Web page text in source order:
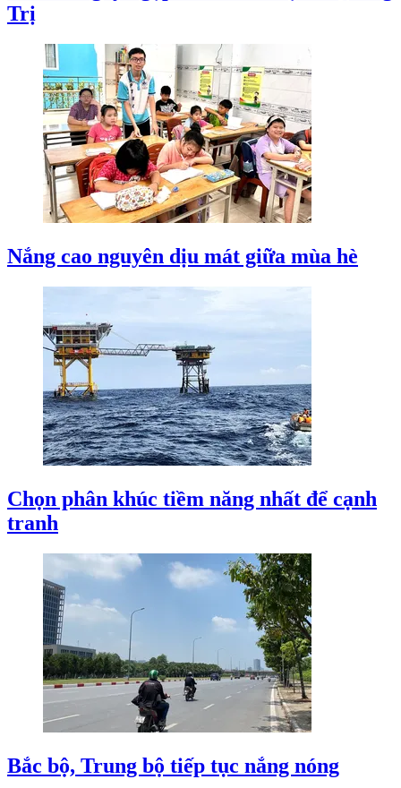
Trị
Nắng cao nguyên dịu mát giữa mùa hè
Chọn phân khúc tiềm năng nhất để cạnh
tranh
Bắc bộ, Trung bộ tiếp tục nắng nóng